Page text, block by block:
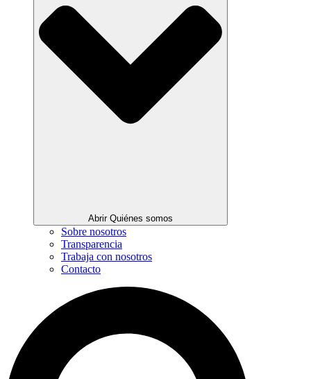
Abrir Quiénes somos
Sobre nosotros
Transparencia
Trabaja con nosotros
Contacto